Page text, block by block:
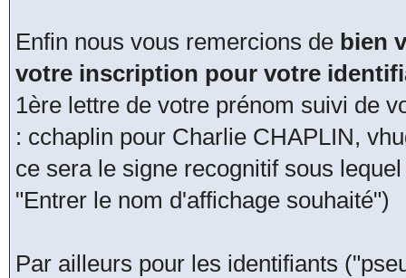
Enfin nous vous remercions de bien
votre inscription pour votre
1ère lettre de votre prénom suivi de
: cchaplin pour Charlie CHAPLIN,
ce sera le signe recognitif sous
"Entrer le nom d'affichage souhaité")
Par ailleurs pour les identifiants